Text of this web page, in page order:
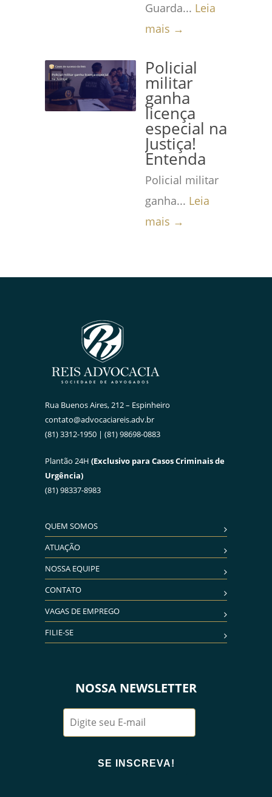
Guarda... Leia
mais →
Policial
militar
ganha
licença
especial na
Justiça!
Entenda
Policial militar
ganha... Leia
mais →
Rua Buenos Aires, 212 – Espinheiro
contato@advocaciareis.adv.br
(81) 3312-1950 | (81) 98698-0883
Plantão 24H (Exclusivo para Casos Criminais de
Urgência)
(81) 98337-8983
QUEM SOMOS
ATUAÇÃO
NOSSA EQUIPE
CONTATO
VAGAS DE EMPREGO
FILIE-SE
NOSSA NEWSLETTER